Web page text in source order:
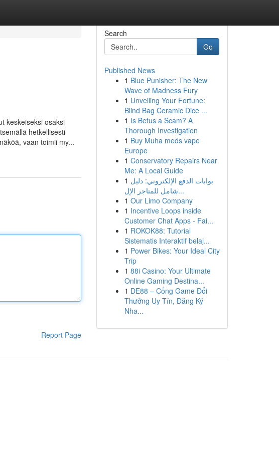
keskeiseksi osaksi
hetkellisesti
vaan toimii my...
Report Page
Search
Go
Published News
1 Blue Punisher: The New
Wave of Madness Fury
1 Unveiling Your Fortune:
Blind Bag Ceramic Dice ...
1 Is Betus a Scam? A
Thorough Investigation
1 Buy Muha meds vape
Europe
1 Conservatory Repairs Near
Me: A Local Guide
1 بوابات الدفع الإلكتروني: دليل
شامل للمتاجر الإل...
1 Our Limo Company
1 Incentive Loops inside
Customer Chat Apps - Fai...
1 ROKOK88: Tutorial
Sistematis Interaktif belaj...
1 Power Bikes: Your Ideal City
Trip
1 88i Casino: Your Ultimate
Online Gaming Destina...
1 DE88 – Cổng Game Đổi
Thưởng Uy Tín, Đăng Ký
Nha...